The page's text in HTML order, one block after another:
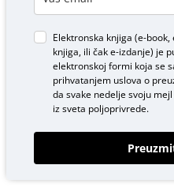
Elektronska knjiga (e-
knjiga, ili čak e-izdanje) je
elektronskoj formi koja se
prihvatanjem uslova o
da svake nedelje svoju
iz sveta poljoprivrede.